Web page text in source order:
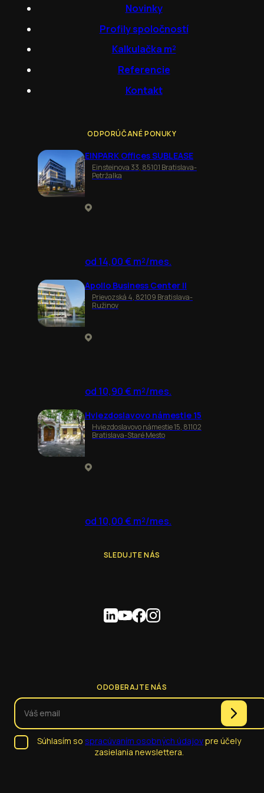
Novinky
Profily spoločností
Kalkulačka m²
Referencie
Kontakt
ODPORÚČANÉ PONUKY
EINPARK Offices SUBLEASE
Einsteinova 33, 85101 Bratislava-
Petržalka
od 14,00 € m²/mes.
Apollo Business Center II
Prievozská 4, 82109 Bratislava-
Ružinov
od 10,90 € m²/mes.
Hviezdoslavovo námestie 15
Hviezdoslavovo námestie 15, 81102
Bratislava-Staré Mesto
od 10,00 € m²/mes.
SLEDUJTE NÁS
ODOBERAJTE NÁS
Súhlasím so spracúvaním osobných údajovpre účely
zasielania newslettera.